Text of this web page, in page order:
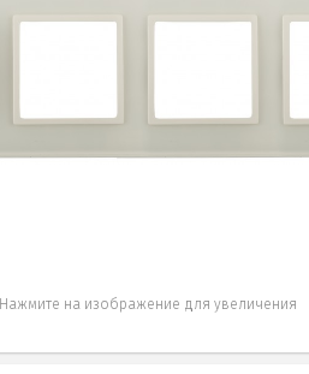
Нажмите на изображение для увеличения